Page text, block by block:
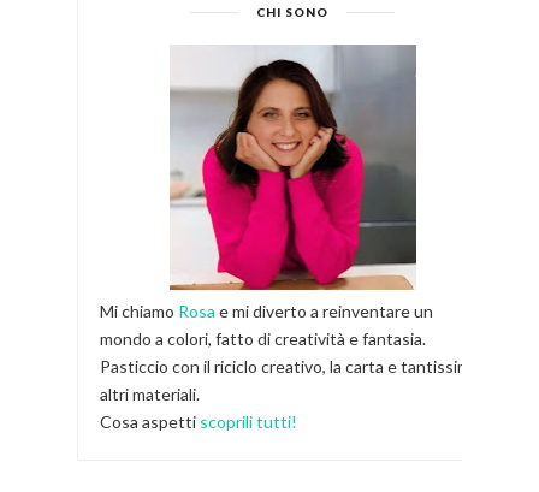
CHI SONO
Mi chiamo Rosa e mi diverto a reinventare un
mondo a colori, fatto di creatività e fantasia.
Pasticcio con il riciclo creativo, la carta e tantissimi
altri materiali.
Cosa aspetti scoprili tutti!